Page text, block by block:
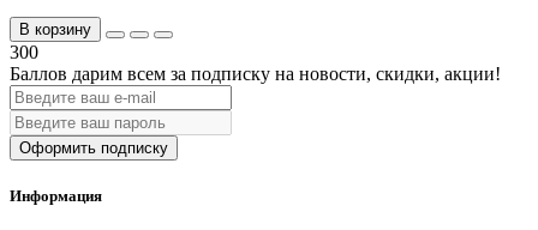
В корзину
300
Баллов дарим всем за подписку на новости, скидки, акции!
Оформить подписку
Информация